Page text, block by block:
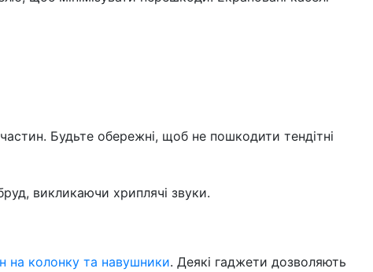
Будьте обережні, щоб не пошкодити тендітні
викликаючи хриплячі звуки.
на колонку та навушники. Деякі гаджети дозволяють